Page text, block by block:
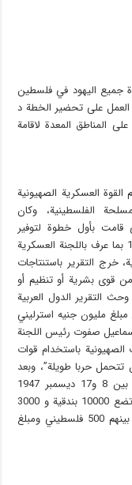
جميع اليهود في فلسطين
وبدء العمل على تحضير الخطة د
المناطق المعدة لاقامة
امريكية عام 1946 قدر حجم القوة العسكرية الصهيونية
الفلسطينية، وكان
قامت بأول خطوة لتوفير
الاحتياجات الدفاعية للفلسطينيين في سبتمبر 1947 بما عرف باللجنة العسكرية
خرج التقرير باستنتاجات
قوى بشرية أو تنظيم أو
التقرير الدول العربية
مليون جنيه استرليني
اسماعيل صفوت رئيس اللجنة
باستخدام قوات
تتحمل حربا طويلة”، وبعد
قرار التقسيم اجتمعت الدول العربية في القاهرة بين 8 و17 ديسمبر 1947
وأعلنت ان تقسيم فلسطين غير قانوني وتقرر أن تضع 10000 بندقية و 3000
آلاف متطوع(وهو ما اصبح يعرف بجيش الانقاذ) بينهم 500 فلسطيني ومبلغ